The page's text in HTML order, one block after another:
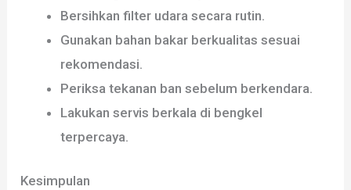
Bersihkan filter udara secara rutin.
Gunakan bahan bakar berkualitas sesuai
rekomendasi.
Periksa tekanan ban sebelum berkendara.
Lakukan servis berkala di bengkel
terpercaya.
Kesimpulan